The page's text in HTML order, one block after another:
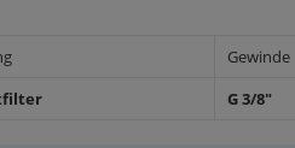
Gewinde
G 3/8"